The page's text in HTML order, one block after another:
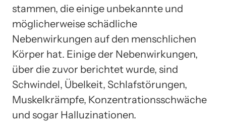
stammen, die einige unbekannte und
möglicherweise schädliche
Nebenwirkungen auf den menschlichen
Körper hat. Einige der Nebenwirkungen,
über die zuvor berichtet wurde, sind
Schwindel, Übelkeit, Schlafstörungen,
Muskelkrämpfe, Konzentrationsschwäche
und sogar Halluzinationen.